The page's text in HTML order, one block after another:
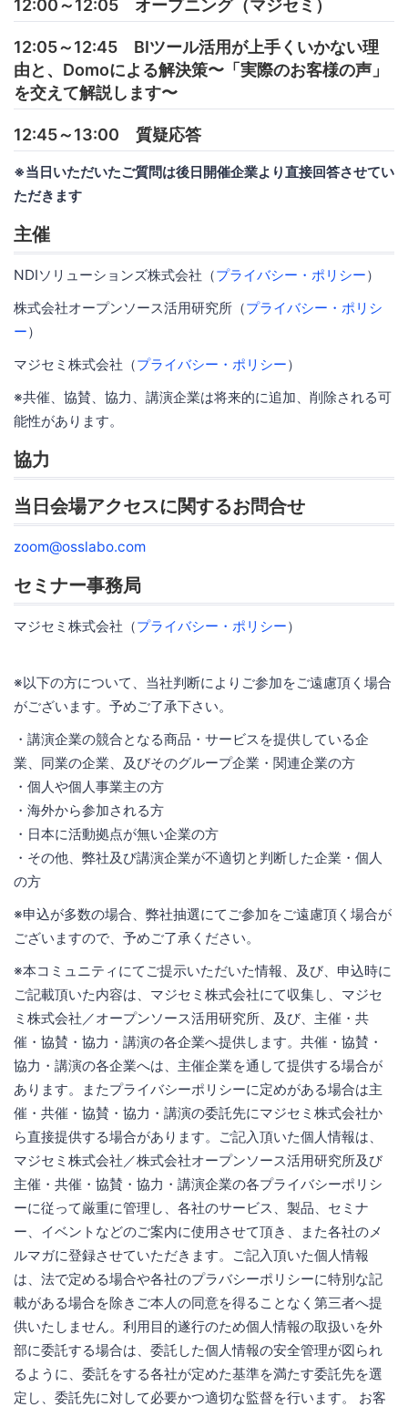
12:00～12:05 オープニング（マジセミ）
12:05～12:45 BIツール活用が上手くいかない理
由と、Domoによる解決策〜「実際のお客様の声」
を交えて解説します〜
12:45～13:00 質疑応答
※当日いただいたご質問は後日開催企業より直接回答させてい
ただきます
主催
NDIソリューションズ株式会社（プライバシー・ポリシー）
株式会社オープンソース活用研究所（プライバシー・ポリシ
ー）
マジセミ株式会社（プライバシー・ポリシー）
※共催、協賛、協力、講演企業は将来的に追加、削除される可
能性があります。
協力
当日会場アクセスに関するお問合せ
zoom@osslabo.com
セミナー事務局
マジセミ株式会社（プライバシー・ポリシー）
※以下の方について、当社判断によりご参加をご遠慮頂く場合
がございます。予めご了承下さい。
・講演企業の競合となる商品・サービスを提供している企
業、同業の企業、及びそのグループ企業・関連企業の方
・個人や個人事業主の方
・海外から参加される方
・日本に活動拠点が無い企業の方
・その他、弊社及び講演企業が不適切と判断した企業・個人
の方
※申込が多数の場合、弊社抽選にてご参加をご遠慮頂く場合が
ございますので、予めご了承ください。
※本コミュニティにてご提示いただいた情報、及び、申込時に
ご記載頂いた内容は、マジセミ株式会社にて収集し、マジセ
ミ株式会社／オープンソース活用研究所、及び、主催・共
催・協賛・協力・講演の各企業へ提供します。共催・協賛・
協力・講演の各企業へは、主催企業を通して提供する場合が
あります。またプライバシーポリシーに定めがある場合は主
催・共催・協賛・協力・講演の委託先にマジセミ株式会社か
ら直接提供する場合があります。ご記入頂いた個人情報は、
マジセミ株式会社／株式会社オープンソース活用研究所及び
主催・共催・協賛・協力・講演企業の各プライバシーポリシ
ーに従って厳重に管理し、各社のサービス、製品、セミナ
ー、イベントなどのご案内に使用させて頂き、また各社のメ
ルマガに登録させていただきます。ご記入頂いた個人情報
は、法で定める場合や各社のプラバシーポリシーに特別な記
載がある場合を除きご本人の同意を得ることなく第三者へ提
供いたしません。利用目的遂行のため個人情報の取扱いを外
部に委託する場合は、委託した個人情報の安全管理が図られ
るように、委託をする各社が定めた基準を満たす委託先を選
定し、委託先に対して必要かつ適切な監督を行います。 お客